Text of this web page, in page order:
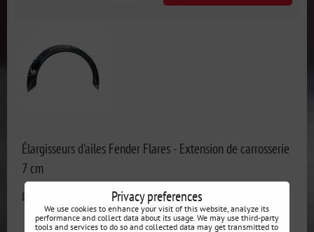
Élargisseurs d'ailes Fender Flares - Extension de carrosserie
7 cm
Disponibilité: ÉpuiséPrivacy preferences
We use cookies to enhance your visit of this website, analyze its
performance and collect data about its usage. We may use third-party
tools and services to do so and collected data may get transmitted to